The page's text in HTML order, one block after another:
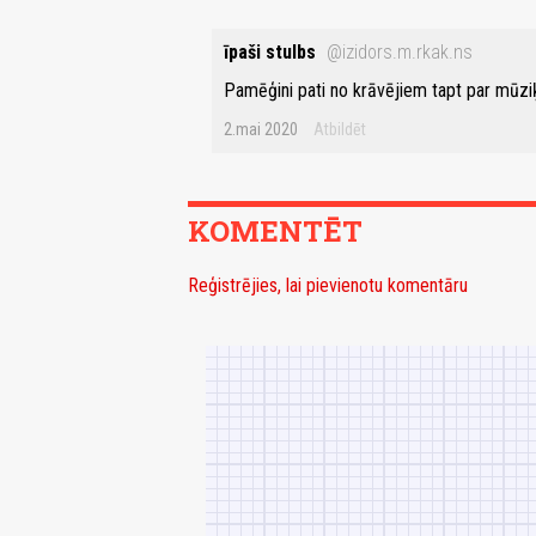
īpaši stulbs @izidors.m.rkak.ns
Pamēģini pati no krāvējiem tapt par
2.mai 2020 Atbildēt
KOMENTĒT
Reģistrējies, lai pievienotu komentāru